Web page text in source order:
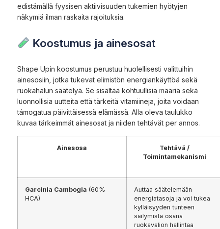
edistämällä fyysisen aktiivisuuden tukemien hyötyjen
näkymiä ilman raskaita rajoituksia.
Koostumus ja ainesosat
Shape Upin koostumus perustuu huolellisesti valittuihin
ainesosiin, jotka tukevat elimistön energiankäyttöä sekä
ruokahalun säätelyä. Se sisältää kohtuullisia määriä sekä
luonnollisia uutteita että tärkeitä vitamiineja, joita voidaan
támogatua päivittäisessä elämässä. Alla oleva taulukko
kuvaa tärkeimmät ainesosat ja niiden tehtävät per annos.
Ainesosa
Tehtävä /
Toimintamekanismi
Garcinia Cambogia (60%
HCA)
Auttaa säätelemään
energiatasoja ja voi tukea
kylläisyyden tunteen
säilymistä osana
ruokavalion hallintaa